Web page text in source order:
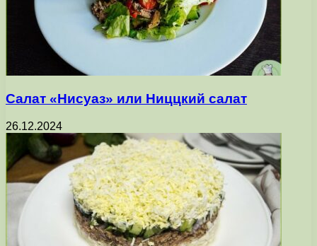
Салат «Нисуаз» или Ниццкий салат
26.12.2024